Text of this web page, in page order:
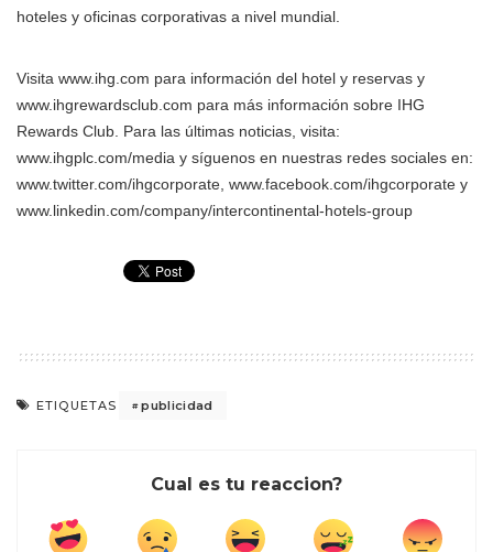
hoteles y oficinas corporativas a nivel mundial.
Visita www.ihg.com para información del hotel y reservas y
www.ihgrewardsclub.com para más información sobre IHG
Rewards Club. Para las últimas noticias, visita:
www.ihgplc.com/media y síguenos en nuestras redes sociales en:
www.twitter.com/ihgcorporate, www.facebook.com/ihgcorporate y
www.linkedin.com/company/intercontinental-hotels-group
ETIQUETAS publicidad
Cual es tu reaccion?